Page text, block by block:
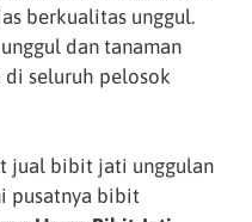
berkualitas unggul.
dan tanaman
di seluruh pelosok
jual bibit jati unggulan
pusatnya bibit